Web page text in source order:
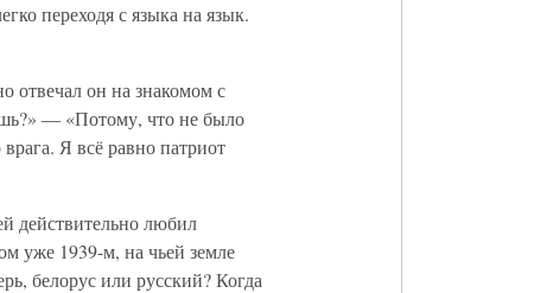
переходя с языка на язык.
отвечал он на знакомом с
— «Потому, что не было
Я всё равно патриот
действительно любил
уже 1939-м, на чьей земле
белорус или русский? Когда